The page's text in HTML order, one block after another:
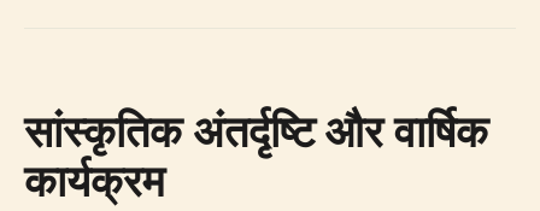
सांस्कृतिक अंतर्दृष्टि और वार्षिक
कार्यक्रम